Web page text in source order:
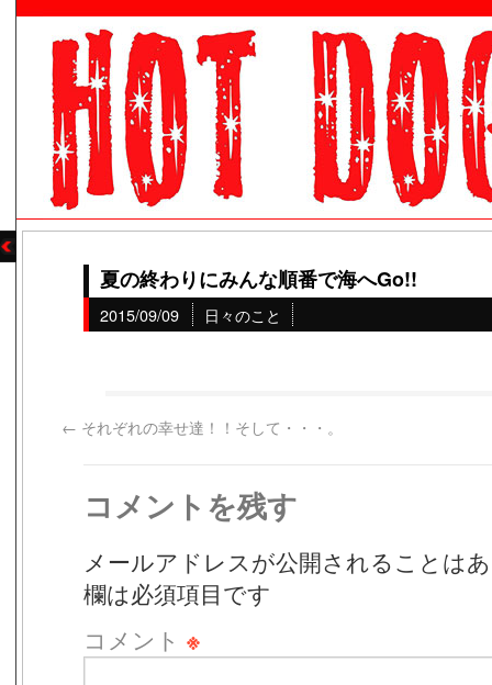
夏の終わりにみんな順番で海へGo!!
2015/09/09 日々のこと
← それぞれの幸せ達！！そして・・・。
コメントを残す
メールアドレスが公開されることは
欄は必須項目です
コメント ※